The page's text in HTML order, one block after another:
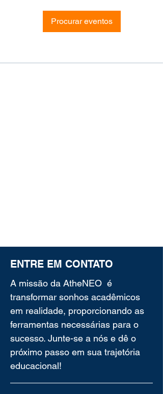
Procurar eventos
ENTRE EM CONTATO
A missão da AtheNEO é
transformar sonhos acadêmicos
em realidade, proporcionando as
ferramentas necessárias para o
sucesso. Junte-se a nós e dê o
próximo passo em sua trajetória
educacional!